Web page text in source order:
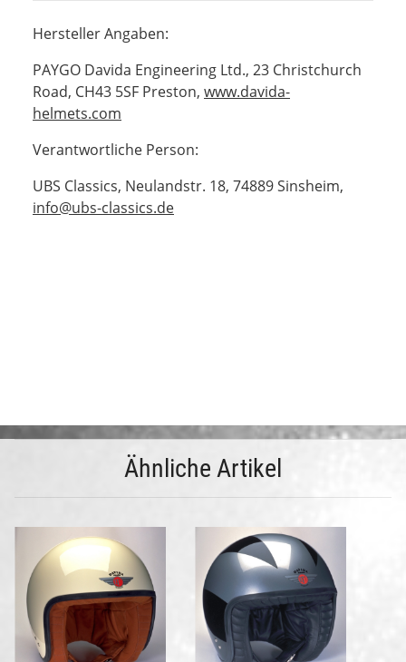
Hersteller Angaben:
PAYGO Davida Engineering Ltd., 23 Christchurch
Road, CH43 5SF Preston, www.davida-
helmets.com
Verantwortliche Person:
UBS Classics, Neulandstr. 18, 74889 Sinsheim,
info@ubs-classics.de
Ähnliche Artikel